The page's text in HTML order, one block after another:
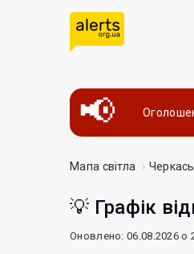
Мапа світла
💡 Графік
Оновлено: 06.08.2026 о